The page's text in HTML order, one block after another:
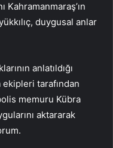
Kahramanmaraş’ın
duygusal anlar
anlatıldığı
tarafından
memuru Kübra
aktararak